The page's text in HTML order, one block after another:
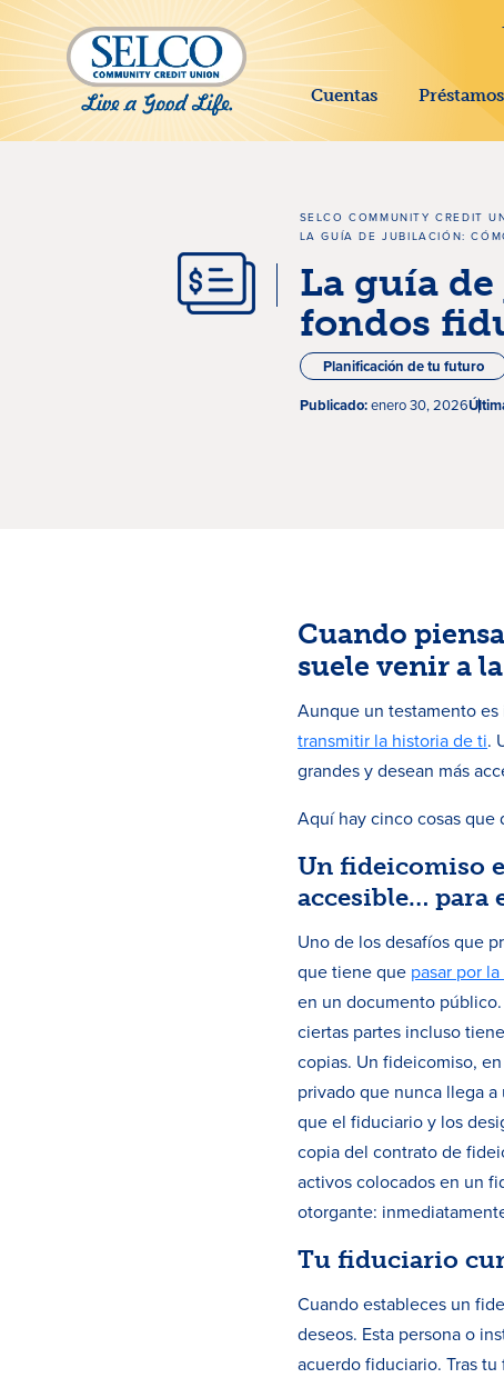
SALTAR AL CONTENIDO PRINCIPAL
Cuentas Préstamos
SELCO COMMUNITY CREDIT
LA GUÍA DE JUBILACIÓN:
La guía
fondos
Planificación de tu futuro
Publicado:enero 30, 2026
Cuando
suele venir a
Aunque un testamento
transmitir la historia de ti.
grandes y desean más
Aquí hay cinco cosas que
Un fideicomiso
accesible… para
Uno de los desafíos que
que tiene que pasar por
en un documento
ciertas partes incluso
copias. Un fideicomiso,
privado que nunca llega
que el fiduciario y los
copia del contrato de
activos colocados en un
otorgante:
Tu fiduciario
Cuando estableces un
deseos. Esta persona o
acuerdo fiduciario. Tras